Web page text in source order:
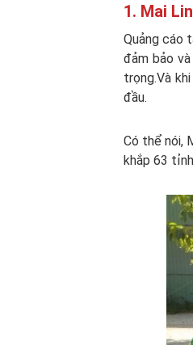
1. Mai
Quảng cáo
đảm bảo
trọng.Và
đầu.
Có thể nói,
khắp 63